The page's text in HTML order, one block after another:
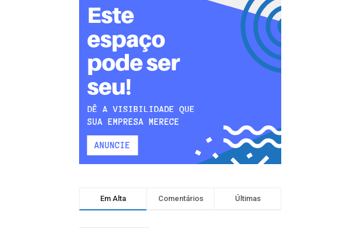
Em Alta Comentários Últimas